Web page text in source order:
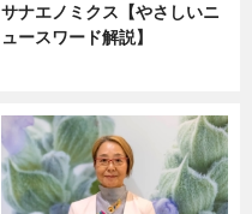
サナエノミクス【やさしいニ
ュースワード解説】